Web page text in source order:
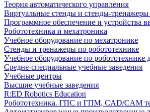
Теория автоматического управления
Виртуальные стенды и стенды-тренажеры
Программное обеспечение и устройства
Робототехника и мехатроника
Учебное оборудование по мехатронике
Стенды и тренажеры по робототехнике
Учебное оборудование по робототехнике
Средне-специальные учебные заведения
Учебные центры
Высшие учебные заведения
R:ED Robotics Education
Робототехника. ГПС и ГПМ, CAD/CAM